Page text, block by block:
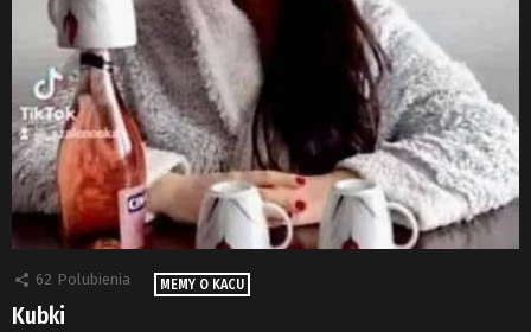
62 Polubienia MEMY O KACU
Kubki